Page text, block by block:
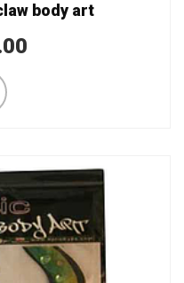
body art